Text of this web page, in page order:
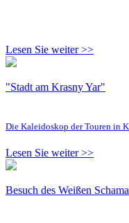
Lesen Sie weiter >>
"Stadt am Krasny Yar"
Die Kaleidoskop der Touren in
Lesen Sie weiter >>
Besuch des Weißen